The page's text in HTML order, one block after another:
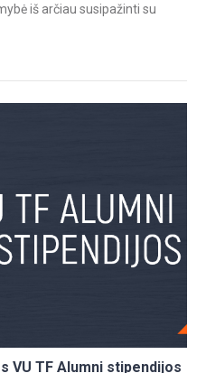
iš arčiau susipažinti su
VU TF Alumni stipendijos